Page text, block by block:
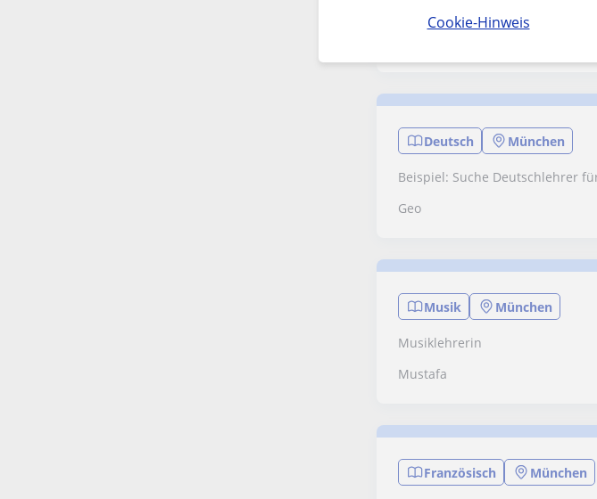
Cookie-Hinweis
Wir suchen eine
Deutsch München
Geo
Beispiel: Suche Deutschlehrer
Musik München
Mustafa
Musiklehrerin
Französisch München